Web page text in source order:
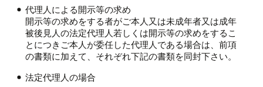
代理人による開示等の求め
開示等の求めをする者がご本人又は未成年者又は成年
被後見人の法定代理人若しくは開示等の求めをするこ
とにつきご本人が委任した代理人である場合は、前項
の書類に加えて、それぞれ下記の書類を同封下さい。
法定代理人の場合